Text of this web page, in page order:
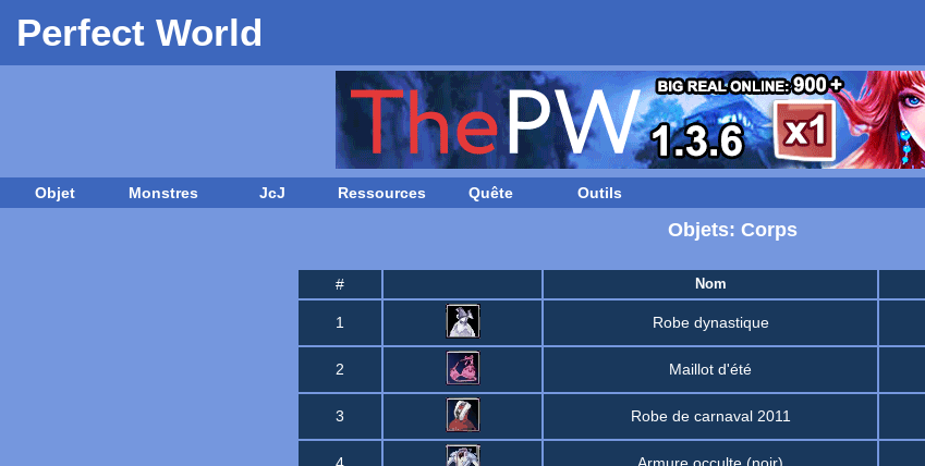
Perfect World
Objet Monstres JcJ Ressources Quête Outils
Objets: Corps
# Nom
1 Robe dynastique
2 Maillot d'été
3 Robe de carnaval 2011